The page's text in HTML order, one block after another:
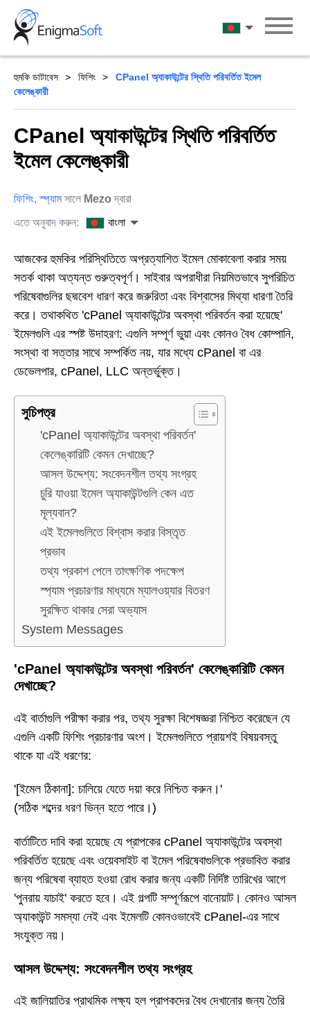
Skip
content
বাংলা
হুমকি ডাটাবেস ফিশিং
CPanel অ্যাকাউন্টের স্থিতি পরিবর্তিত ইমেল
কেলেঙ্কারী
CPanel অ্যাকাউন্টের স্থিতি পরিবর্তিত
ইমেল কেলেঙ্কারী
ফিশিং,স্প্যামসালে Mezo দ্বারা
এতে অনুবাদ করুন:
বাংলা
আজকের হুমকির পরিস্থিতিতে অপ্রত্যাশিত ইমেল মোকাবেলা করার সময়
সতর্ক থাকা অত্যন্ত গুরুত্বপূর্ণ। সাইবার অপরাধীরা নিয়মিতভাবে সুপরিচিত
পরিষেবাগুলির ছদ্মবেশ ধারণ করে জরুরিতা এবং বিশ্বাসের মিথ্যা ধারণা তৈরি
করে। তথাকথিত 'cPanel অ্যাকাউন্টের অবস্থা পরিবর্তন করা হয়েছে'
ইমেলগুলি এর স্পষ্ট উদাহরণ: এগুলি সম্পূর্ণ ভুয়া এবং কোনও বৈধ কোম্পানি,
সংস্থা বা সত্তার সাথে সম্পর্কিত নয়, যার মধ্যে cPanel বা এর
ডেভেলপার, cPanel, LLC অন্তর্ভুক্ত।
সুচিপত্র
'cPanel অ্যাকাউন্টের অবস্থা পরিবর্তন'
কেলেঙ্কারিটি কেমন দেখাচ্ছে?
আসল উদ্দেশ্য: সংবেদনশীল তথ্য সংগ্রহ
চুরি যাওয়া ইমেল অ্যাকাউন্টগুলি কেন এত
মূল্যবান?
এই ইমেলগুলিতে বিশ্বাস করার বিস্তৃত
প্রভাব
তথ্য প্রকাশ পেলে তাৎক্ষণিক পদক্ষেপ
স্প্যাম প্রচারণার মাধ্যমে ম্যালওয়্যার বিতরণ
সুরক্ষিত থাকার সেরা অভ্যাস
System Messages
'cPanel অ্যাকাউন্টের অবস্থা পরিবর্তন' কেলেঙ্কারিটি কেমন
দেখাচ্ছে?
এই বার্তাগুলি পরীক্ষা করার পর, তথ্য সুরক্ষা বিশেষজ্ঞরা নিশ্চিত করেছেন যে
এগুলি একটি ফিশিং প্রচারণার অংশ। ইমেলগুলিতে প্রায়শই বিষয়বস্তু
থাকে যা এই ধরণের:
'[ইমেল ঠিকানা]: চালিয়ে যেতে দয়া করে নিশ্চিত করুন।'
(সঠিক শব্দের ধরণ ভিন্ন হতে পারে।)
বার্তাটিতে দাবি করা হয়েছে যে প্রাপকের cPanel অ্যাকাউন্টের অবস্থা
পরিবর্তিত হয়েছে এবং ওয়েবসাইট বা ইমেল পরিষেবাগুলিকে প্রভাবিত করার
জন্য পরিষেবা ব্যাহত হওয়া রোধ করার জন্য একটি নির্দিষ্ট তারিখের আগে
'পুনরায় যাচাই' করতে হবে। এই গল্পটি সম্পূর্ণরূপে বানোয়াট। কোনও আসল
অ্যাকাউন্ট সমস্যা নেই এবং ইমেলটি কোনওভাবেই cPanel-এর সাথে
সংযুক্ত নয়।
আসল উদ্দেশ্য: সংবেদনশীল তথ্য সংগ্রহ
এই জালিয়াতির প্রাথমিক লক্ষ্য হল প্রাপকদের বৈধ দেখানোর জন্য তৈরি